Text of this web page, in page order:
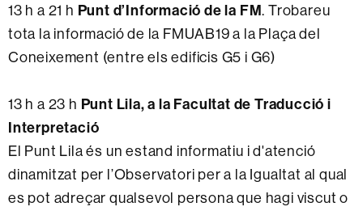
13 h a 21 h Punt d’Informació de la FM. Trobareu
tota la informació de la FMUAB19 a la Plaça del
Coneixement (entre els edificis G5 i G6)
13 h a 23 h Punt Lila, a la Facultat de Traducció i
Interpretació
El Punt Lila és un estand informatiu i d'atenció
dinamitzat per l’Observatori per a la Igualtat al qual
es pot adreçar qualsevol persona que hagi viscut o